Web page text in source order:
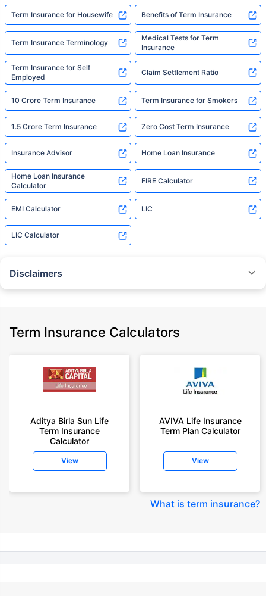
Term Insurance for Housewife Benefits of Term Insurance
Term Insurance Terminology
Medical Tests for Term
Insurance
Term Insurance for Self
Employed
Claim Settlement Ratio
10 Crore Term Insurance Term Insurance for Smokers
1.5 Crore Term Insurance Zero Cost Term Insurance
Insurance Advisor Home Loan Insurance
Home Loan Insurance
Calculator
FIRE Calculator
EMI Calculator LIC
LIC Calculator
Disclaimers
Policybazaar does not endorse, rate or recommend any particular insurer
+On the basis of your profile
years of age, rounded off to nearest 10
+Rs. 410/month (Rs.14/day) is starting price for a 1 crore term life
insurance for an 18 year-old male, non-smoker, with no pre-existing
diseases, cover upto 30 years of age rounded off to nearest 10
old male, non-smoker, with no pre-existing diseases, cover upto 30 years
+Rs. 15/day is starting price for a 75 lakhs term life insurance for an 18
Term Insurance Calculators
Aditya Birla Sun Life
Term Insurance
Calculator
View
AVIVA Life Insurance
Term Plan Calculator
View
What is term insurance?